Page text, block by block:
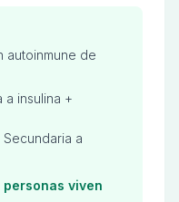
autoinmune de
a insulina +
Secundaria a
viven